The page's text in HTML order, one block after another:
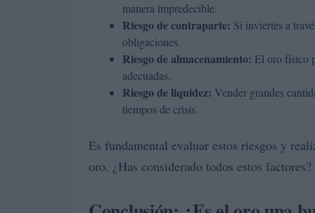
manera impredecible.
Riesgo de contraparte: Si inviertes a
obligaciones.
Riesgo de almacenamiento: El oro físico
adecuadas.
Riesgo de liquidez: Vender grandes
tiempos de crisis.
Es fundamental evaluar estos riesgos y
oro. ¿Has considerado todos estos factores?